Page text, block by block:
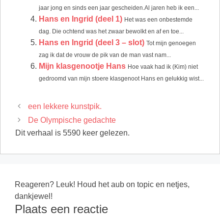
jaar jong en sinds een jaar gescheiden.Al jaren heb ik een...
Hans en Ingrid (deel 1) Het was een onbestemde
dag. Die ochtend was het zwaar bewolkt en af en toe...
Hans en Ingrid (deel 3 – slot) Tot mijn genoegen
zag ik dat de vrouw de pik van de man vast nam...
Mijn klasgenootje Hans Hoe vaak had ik (Kim) niet
gedroomd van mijn stoere klasgenoot Hans en gelukkig wist...
een lekkere kunstpik.
De Olympische gedachte
Dit verhaal is 5590 keer gelezen.
Reageren? Leuk! Houd het aub on topic en netjes,
dankjewel!
Plaats een reactie